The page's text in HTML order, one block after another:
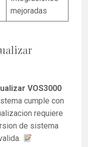
mejoradas
VOS3000
cumple con
requiere
de sistema